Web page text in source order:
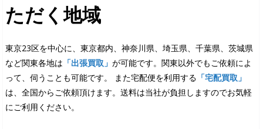
ただく地域
東京23区を中心に、東京都内、神奈川県、埼玉県、千葉県、茨城県
など関東各地は 「出張買取」 が可能です。関東以外でもご依頼によ
って、伺うことも可能です。 また宅配便を利用する 「宅配買取」
は、全国からご依頼頂けます。送料は当社が負担しますのでお気軽
にご利用ください。